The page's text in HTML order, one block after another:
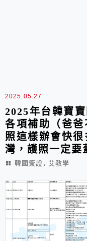
2025.05.27
2025年台韓寶
各項補助（爸
照這樣辦會快
灣，護照一定要
韓國簽證 , 艾教學